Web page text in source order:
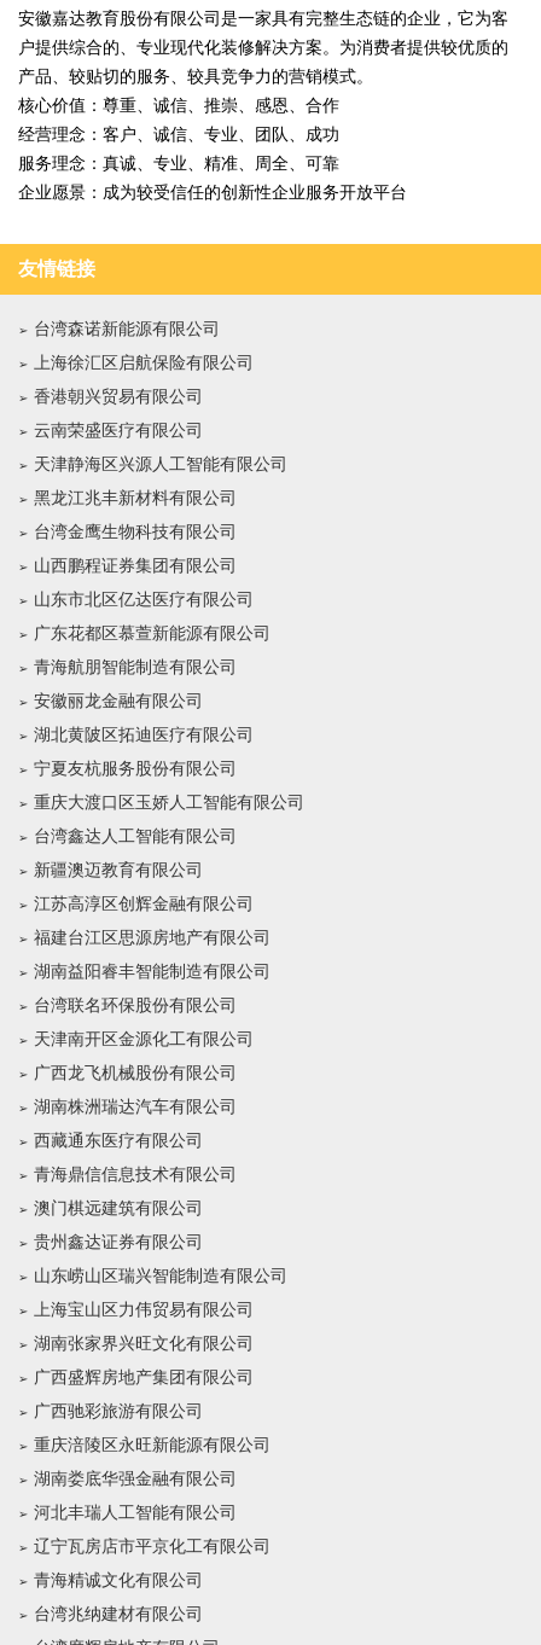
安徽嘉达教育股份有限公司是一家具有完整生态链的企业，它为客
户提供综合的、专业现代化装修解决方案。为消费者提供较优质的
产品、较贴切的服务、较具竞争力的营销模式。
核心价值：尊重、诚信、推崇、感恩、合作
经营理念：客户、诚信、专业、团队、成功
服务理念：真诚、专业、精准、周全、可靠
企业愿景：成为较受信任的创新性企业服务开放平台
友情链接
台湾森诺新能源有限公司
上海徐汇区启航保险有限公司
香港朝兴贸易有限公司
云南荣盛医疗有限公司
天津静海区兴源人工智能有限公司
黑龙江兆丰新材料有限公司
台湾金鹰生物科技有限公司
山西鹏程证券集团有限公司
山东市北区亿达医疗有限公司
广东花都区慕萱新能源有限公司
青海航朋智能制造有限公司
安徽丽龙金融有限公司
湖北黄陂区拓迪医疗有限公司
宁夏友杭服务股份有限公司
重庆大渡口区玉娇人工智能有限公司
台湾鑫达人工智能有限公司
新疆澳迈教育有限公司
江苏高淳区创辉金融有限公司
福建台江区思源房地产有限公司
湖南益阳睿丰智能制造有限公司
台湾联名环保股份有限公司
天津南开区金源化工有限公司
广西龙飞机械股份有限公司
湖南株洲瑞达汽车有限公司
西藏通东医疗有限公司
青海鼎信信息技术有限公司
澳门棋远建筑有限公司
贵州鑫达证券有限公司
山东崂山区瑞兴智能制造有限公司
上海宝山区力伟贸易有限公司
湖南张家界兴旺文化有限公司
广西盛辉房地产集团有限公司
广西驰彩旅游有限公司
重庆涪陵区永旺新能源有限公司
湖南娄底华强金融有限公司
河北丰瑞人工智能有限公司
辽宁瓦房店市平京化工有限公司
青海精诚文化有限公司
台湾兆纳建材有限公司